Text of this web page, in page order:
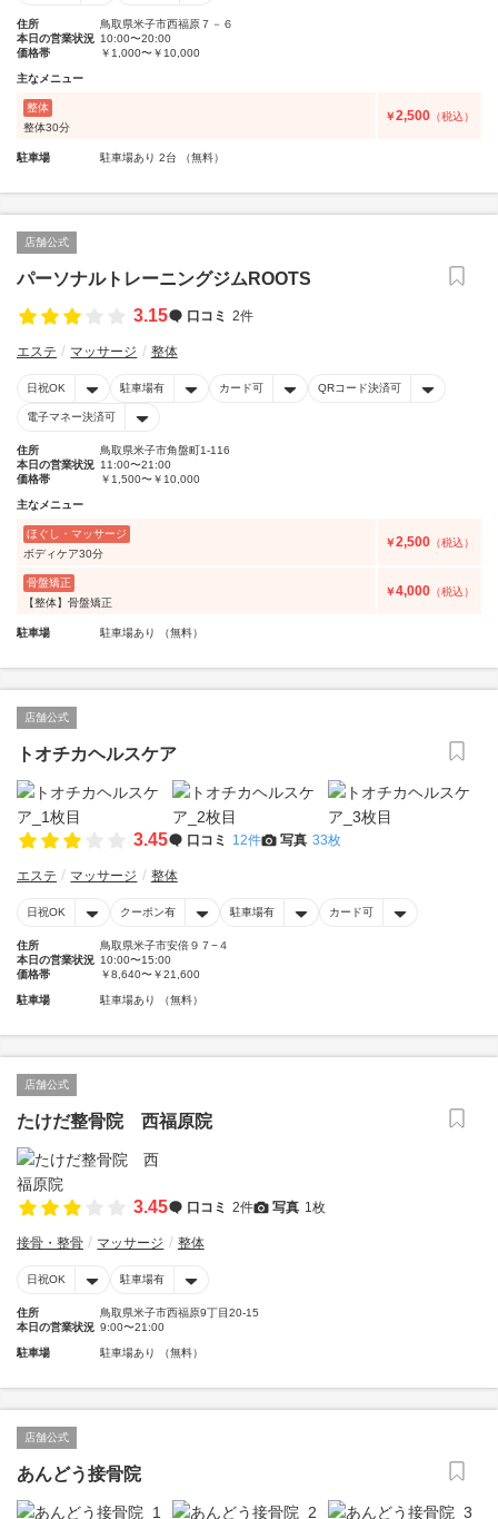
住所
鳥取県米子市西福原７－６
本日の営業状況 10:00〜20:00
価格帯
￥1,000〜￥10,000
主なメニュー
整体
整体30分
￥2,500 （税込）
駐車場 駐車場あり 2台 （無料）
店舗公式
パーソナルトレーニングジムROOTS
3.15
口コミ 2件
エステ マッサージ 整体
日祝OK 駐車場有 カード可 QRコード決済可
電子マネー決済可
住所
鳥取県米子市角盤町1-116
本日の営業状況 11:00〜21:00
価格帯
￥1,500〜￥10,000
主なメニュー
ほぐし・マッサージ
ボディケア30分
￥2,500 （税込）
骨盤矯正
【整体】骨盤矯正
￥4,000 （税込）
駐車場 駐車場あり （無料）
店舗公式
トオチカヘルスケア
3.45 口コミ 12件 写真 33枚
エステ マッサージ 整体
日祝OK クーポン有 駐車場有 カード可
住所
鳥取県米子市安倍９７−４
本日の営業状況 10:00〜15:00
価格帯
￥8,640〜￥21,600
駐車場 駐車場あり （無料）
店舗公式
たけだ整骨院 西福原院
3.45 口コミ 2件 写真 1枚
接骨・整骨 マッサージ 整体
日祝OK 駐車場有
住所
鳥取県米子市西福原9丁目20-15
本日の営業状況 9:00〜21:00
駐車場 駐車場あり （無料）
店舗公式
あんどう接骨院